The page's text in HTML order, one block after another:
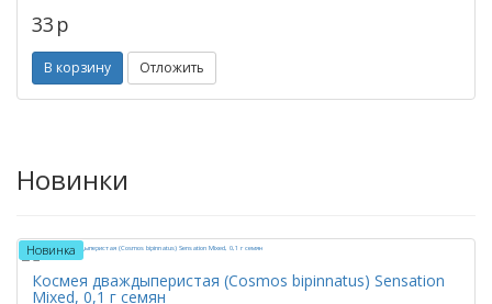
33 p
В корзину Отложить
Новинки
Новинка
Космея дваждыперистая (Cosmos bipinnatus) Sensation
Mixed, 0,1 г семян